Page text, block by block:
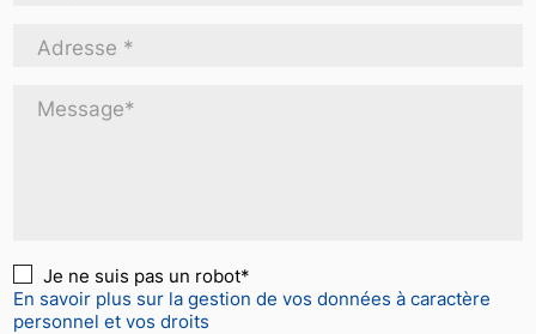
Adresse *
Message*
Je ne suis pas un robot*
En savoir plus sur la gestion de vos données à caractère
personnel et vos droits